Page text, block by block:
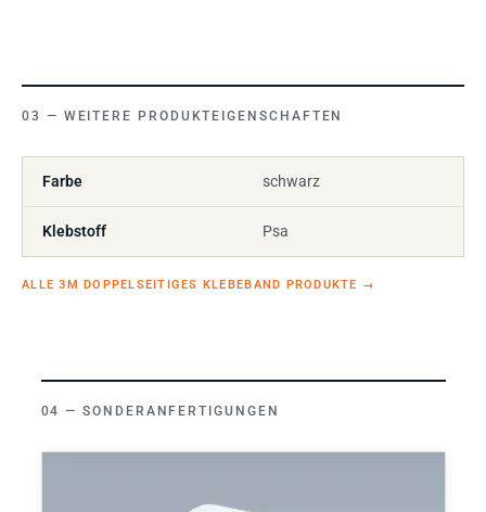
WEITERE PRODUKTEIGENSCHAFTEN
Farbe schwarz
Klebstoff Psa
ALLE 3M DOPPELSEITIGES KLEBEBAND PRODUKTE →
SONDERANFERTIGUNGEN